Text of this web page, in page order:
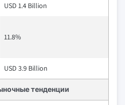
USD 1.4 Billion
11.8%
USD 3.9 Billion
тенденции